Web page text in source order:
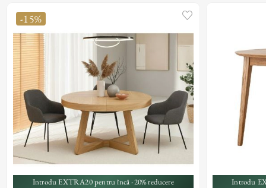
-15%
Introdu EXTRA20 pentru încă -20% reducere Introdu